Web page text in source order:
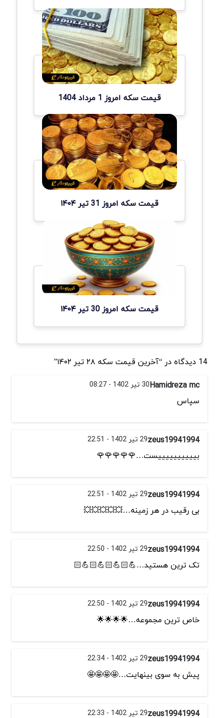
قیمت سکه امروز 1 مرداد 1404
قیمت سکه امروز 31 تیر ۱۴۰۴
قیمت سکه امروز 30 تیر ۱۴۰۴
14 دیدگاه در “آخرین قیمت سکه ۲۸ تیر ۱۴۰۲”
Hamidreza mc30 تیر 1402 - 08:27
سپاس
zeus1994199429 تیر 1402 - 22:51
بییییییییییست…🌹🌹🌹🌹🌹
zeus1994199429 تیر 1402 - 22:51
بی رقیب در هر زمینه…💥💥💥💥💥
zeus1994199429 تیر 1402 - 22:50
تک ترین هستید…💪🏻💪🏻💪🏻💪🏻
zeus1994199429 تیر 1402 - 22:50
خاص ترین مجموعه…🌟🌟🌟🌟
zeus1994199429 تیر 1402 - 22:34
پیش به سوی بینهایت…🤩🤩🤩🤩
zeus1994199429 تیر 1402 - 22:33